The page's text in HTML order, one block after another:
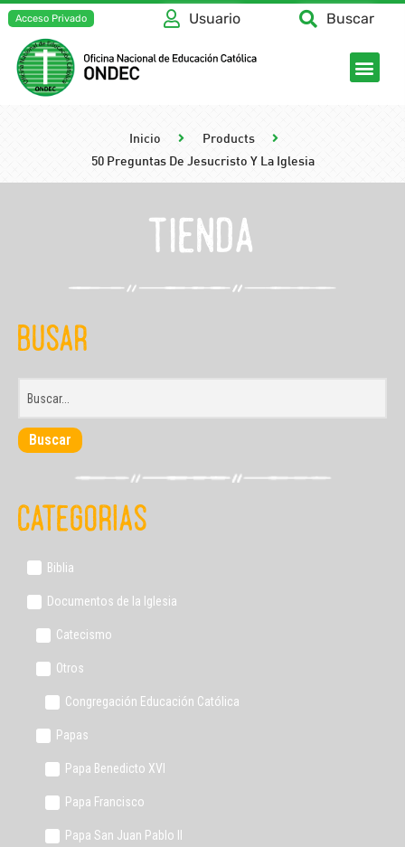
Acceso Privado Usuario Buscar
Inicio
Products
50 Preguntas De Jesucristo Y La Iglesia
tienda
Busar
Buscar
Categorias
Biblia
Documentos de la Iglesia
Catecismo
Otros
Congregación Educación Católica
Papas
Papa Benedicto XVI
Papa Francisco
Papa San Juan Pablo II